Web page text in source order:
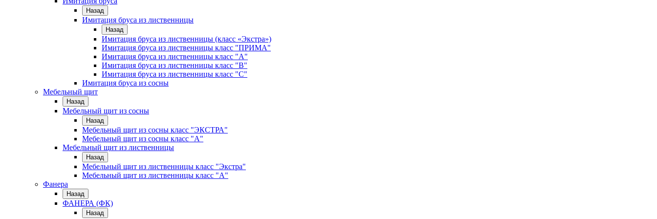
Назад
Имитация бруса из лиственницы
Назад
Имитация бруса из лиственницы (класс «Экстра»)
Имитация бруса из лиственницы класс "ПРИМА"
Имитация бруса из лиственницы класс "А"
Имитация бруса из лиственницы класс "B"
Имитация бруса из лиственницы класс "C"
Имитация бруса из сосны
Мебельный щит
Назад
Мебельный щит из сосны
Назад
Мебельный щит из сосны класс "ЭКСТРА"
Мебельный щит из сосны класс "А"
Мебельный щит из лиственницы
Назад
Мебельный щит из лиственницы класс "Экстра"
Мебельный щит из лиственницы класс "А"
Фанера
Назад
ФАНЕРА (ФК)
Назад